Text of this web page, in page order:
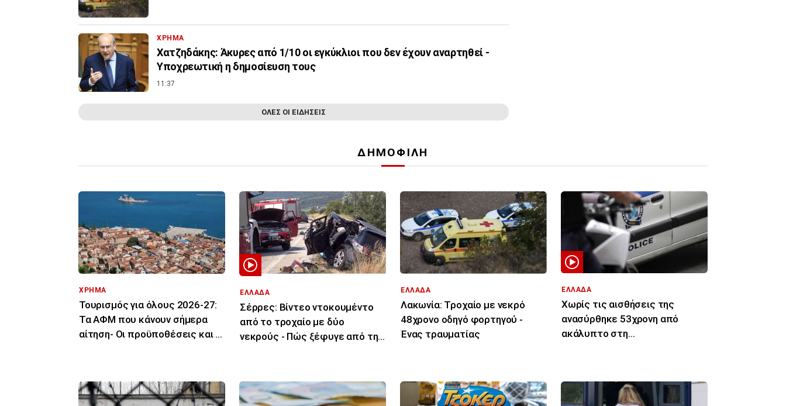
ΧΡΗΜΑ
Χατζηδάκης: Άκυρες από 1/10 οι εγκύκλιοι που δεν έχουν αναρτηθεί -
Υποχρεωτική η δημοσίευση τους
11:37
ΟΛΕΣ ΟΙ ΕΙΔΗΣΕΙΣ
ΔΗΜΟΦΙΛΗ
ΧΡΗΜΑ
Τουρισμός για όλους 2026-27:
Τα ΑΦΜ που κάνουν σήμερα
αίτηση- Οι προϋποθέσεις και οι
ΕΛΛΑΔΑ
Σέρρες: Βίντεο ντοκουμέντο
από το τροχαίο με δύο
νεκρούς - Πώς ξέφυγε από την
ΕΛΛΑΔΑ
Λακωνία: Τροχαίο με νεκρό
48χρονο οδηγό φορτηγού -
Ένας τραυματίας
ΕΛΛΑΔΑ
Χωρίς τις αισθήσεις της
ανασύρθηκε 53χρονη από
ακάλυπτο στη